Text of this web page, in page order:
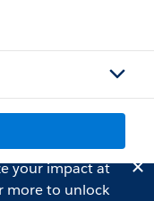
your impact at
more to unlock